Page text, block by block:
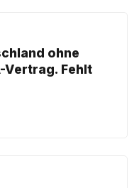
ohne
Vertrag. Fehlt